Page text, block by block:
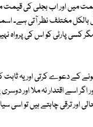
میں اور اب بجلی کی
مختلف نظر آتی ہے۔
پارٹی کو اس کی پرواہ
کے دعوے کرتی اور یہ
اسے اقتدار نہ ملا اور دوسری
اور ترقی چاہتے ہیں تو